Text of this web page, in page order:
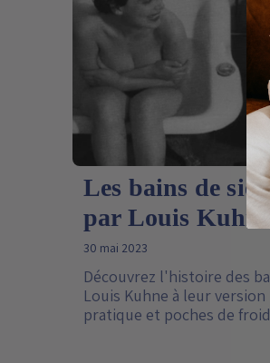
Les bains de
par Louis
30 mai 2023
Découvrez l'histoire des
Louis Kuhne à leur
pratique et poches de